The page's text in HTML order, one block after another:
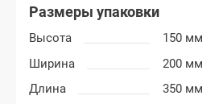
Размеры упаковки
Высота
150 мм
Ширина
200 мм
Длина
350 мм